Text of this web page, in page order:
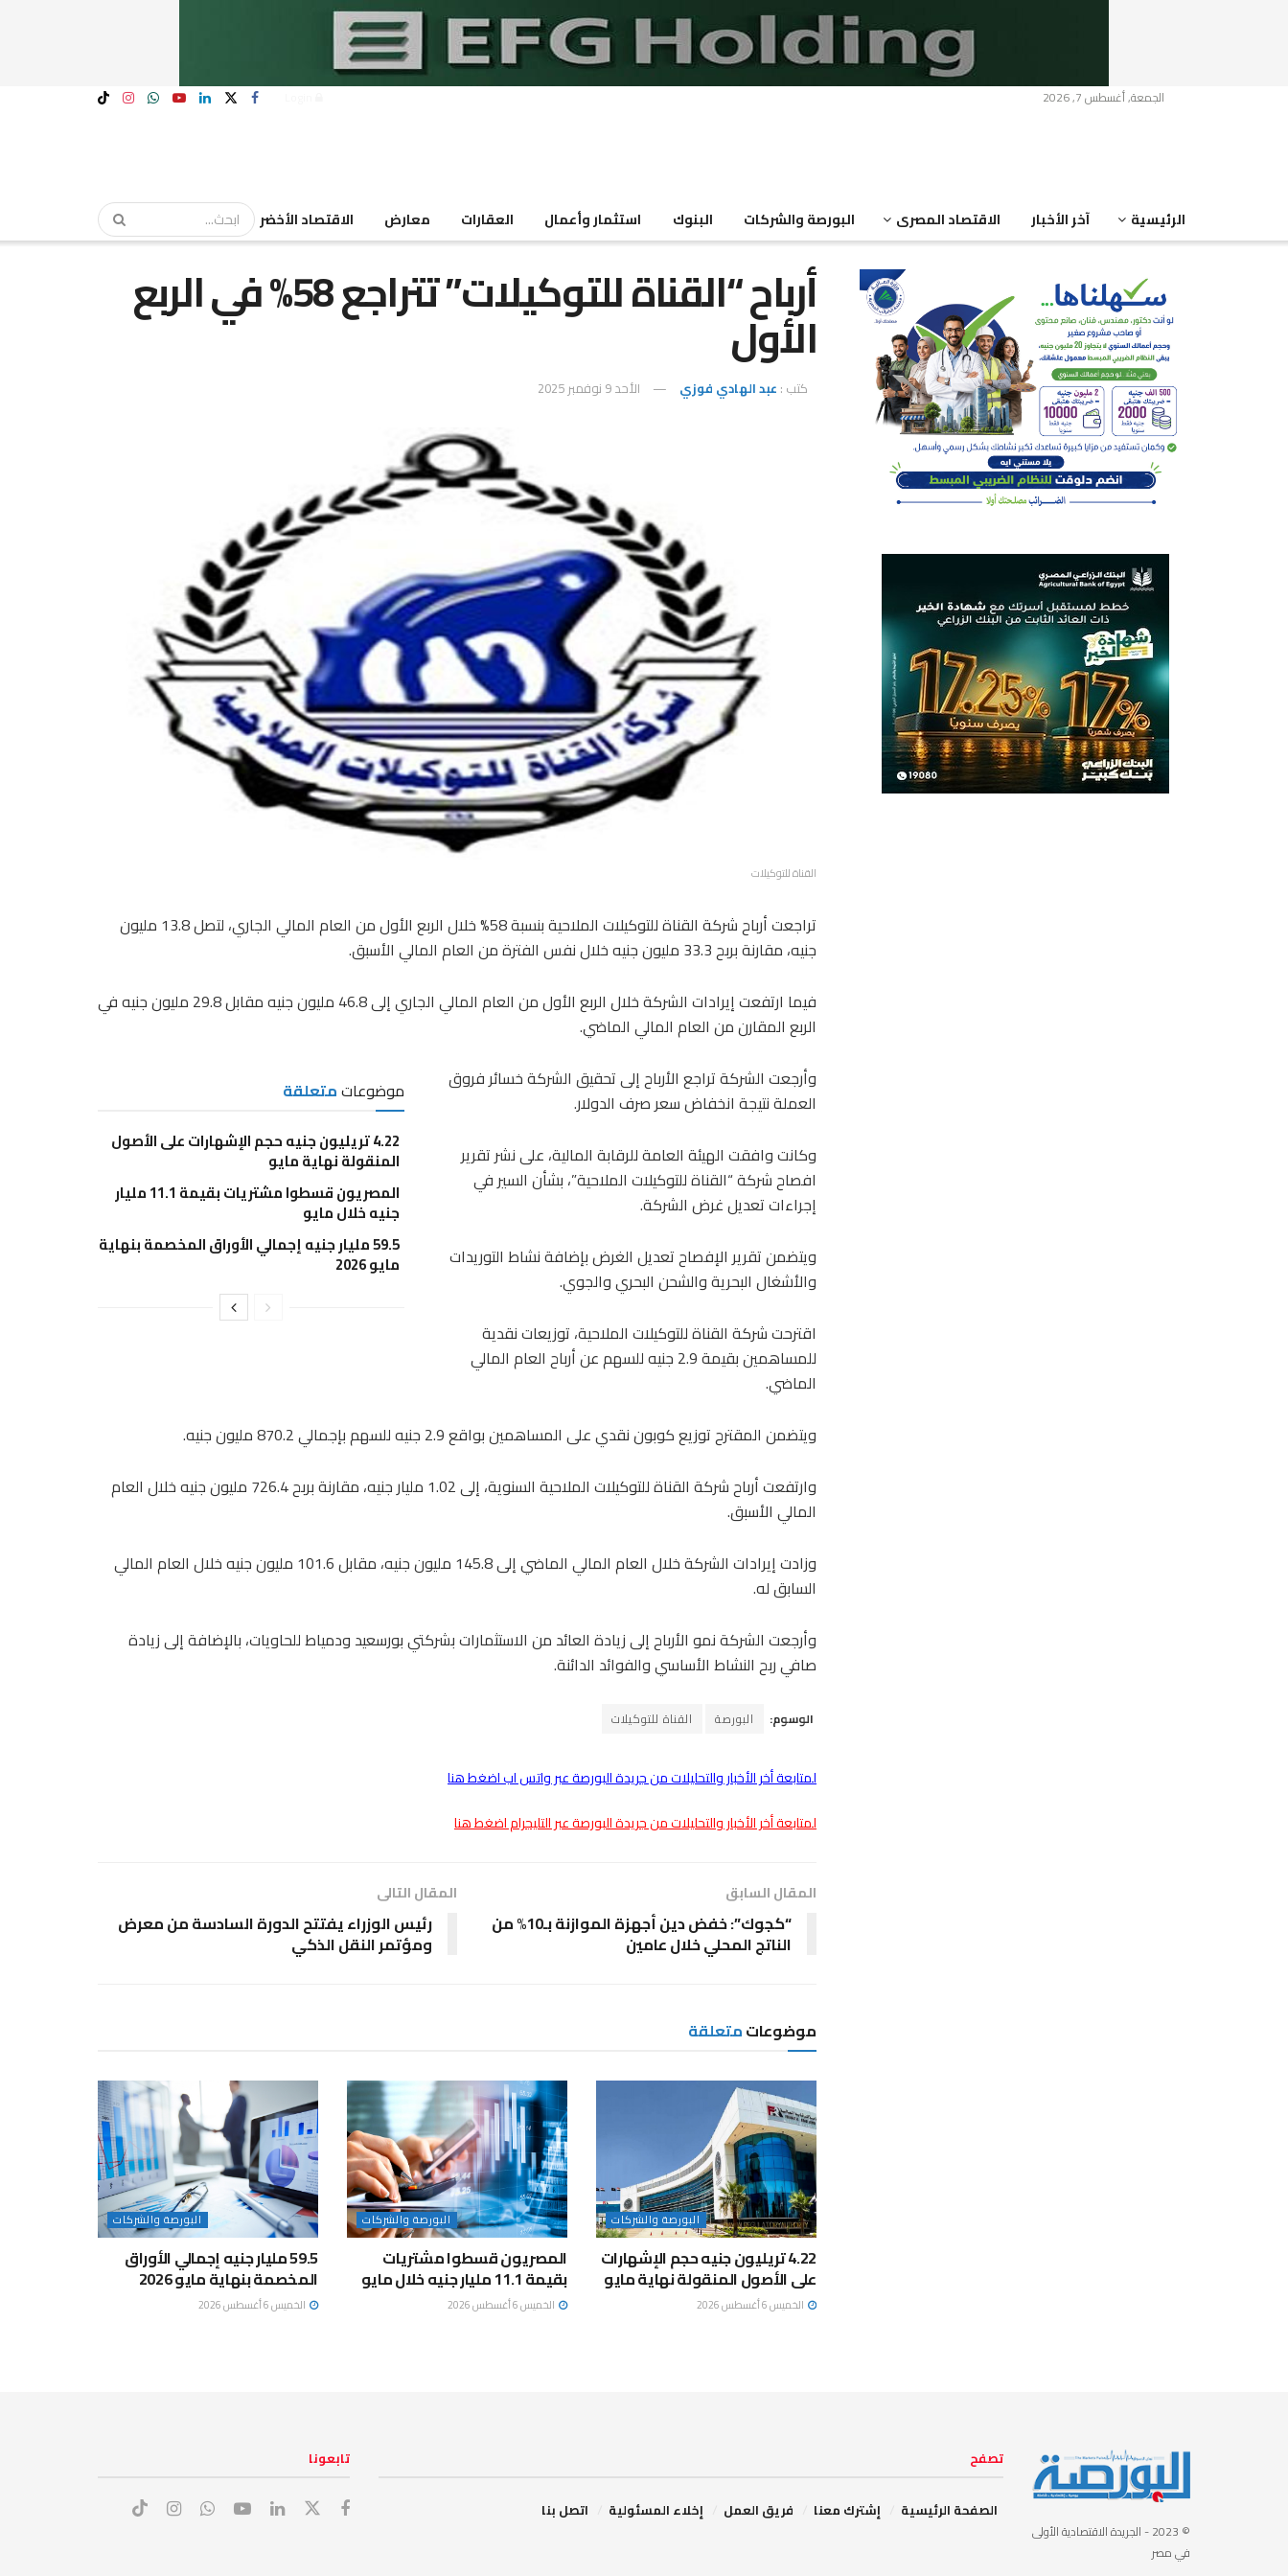
الجمعة, أغسطس 7, 2026
الرئيسية آخر الأخبار الاقتصاد المصرى البورصة والشركات البنوك استثمار وأعمال العقارات معارض الاقتصاد الأخضر
أرباح “القناة للتوكيلات” تتراجع 58% في الربع
الأول
كتب : عبد الهادي فوزي الأحد 9 نوفمبر 2025
القناة للتوكيلات
تراجعت أرباح شركة القناة للتوكيلات الملاحية بنسبة 58% خلال الربع الأول من العام المالي الجاري، لتصل 13.8 مليون
جنيه، مقارنة بربح 33.3 مليون جنيه خلال نفس الفترة من العام المالي الأسبق.
فيما ارتفعت إيرادات الشركة خلال الربع الأول من العام المالي الجاري إلى 46.8 مليون جنيه مقابل 29.8 مليون جنيه في
الربع المقارن من العام المالي الماضي.
موضوعاتمتعلقة
4.22 تريليون جنيه حجم الإشهارات على الأصول
المنقولة نهاية مايو
المصريون قسطوا مشتريات بقيمة 11.1 مليار
جنيه خلال مايو
59.5 مليار جنيه إجمالي الأوراق المخصمة بنهاية
مايو 2026
وأرجعت الشركة تراجع الأرباح إلى تحقيق الشركة خسائر فروق
العملة نتيجة انخفاض سعر صرف الدولار.
وكانت وافقت الهيئة العامة للرقابة المالية، على نشر تقرير
افصاح شركة “القناة للتوكيلات الملاحية”، بشأن السير في
إجراءات تعديل غرض الشركة.
ويتضمن تقرير الإفصاح تعديل الغرض بإضافة نشاط التوريدات
والأشغال البحرية والشحن البحري والجوي.
اقترحت شركة القناة للتوكيلات الملاحية، توزيعات نقدية
للمساهمين بقيمة 2.9 جنيه للسهم عن أرباح العام المالي
الماضي.
ويتضمن المقترح توزيع كوبون نقدي على المساهمين بواقع 2.9 جنيه للسهم بإجمالي 870.2 مليون جنيه.
وارتفعت أرباح شركة القناة للتوكيلات الملاحية السنوية، إلى 1.02 مليار جنيه، مقارنة بربح 726.4 مليون جنيه خلال العام
المالي الأسبق.
وزادت إيرادات الشركة خلال العام المالي الماضي إلى 145.8 مليون جنيه، مقابل 101.6 مليون جنيه خلال العام المالي
السابق له.
وأرجعت الشركة نمو الأرباح إلى زيادة العائد من الاستثمارات بشركتي بورسعيد ودمياط للحاويات، بالإضافة إلى زيادة
صافي ربح النشاط الأساسي والفوائد الدائنة.
الوسوم: البورصة القناة للتوكيلات
لمتابعة أخر الأخبار والتحليلات من جريدة البورصة عبر واتس اب اضغط هنا
لمتابعة أخر الأخبار والتحليلات من جريدة البورصة عبر التليجرام اضغط هنا
المقال السابق
“كجوك”: خفض دين أجهزة الموازنة بـ10% من
الناتج المحلي خلال عامين
المقال التالى
رئيس الوزراء يفتتح الدورة السادسة من معرض
ومؤتمر النقل الذكي
موضوعاتمتعلقة
البورصة والشركات
4.22 تريليون جنيه حجم الإشهارات
على الأصول المنقولة نهاية مايو
الخميس 6 أغسطس 2026
البورصة والشركات
المصريون قسطوا مشتريات
بقيمة 11.1 مليار جنيه خلال مايو
الخميس 6 أغسطس 2026
البورصة والشركات
59.5 مليار جنيه إجمالي الأوراق
المخصمة بنهاية مايو 2026
الخميس 6 أغسطس 2026
© 2023
- الجريدة الاقتصادية الأولى
في مصر
تصفح
الصفحة الرئيسية إشترك معنا فريق العمل إخلاء المسئولية اتصل بنا
تابعونا